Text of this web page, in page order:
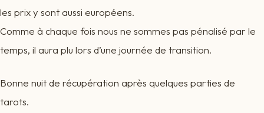
les prix y sont aussi européens.
Comme à chaque fois nous ne sommes pas pénalisé par le
temps, il aura plu lors d’une journée de transition.
Bonne nuit de récupération après quelques parties de
tarots.